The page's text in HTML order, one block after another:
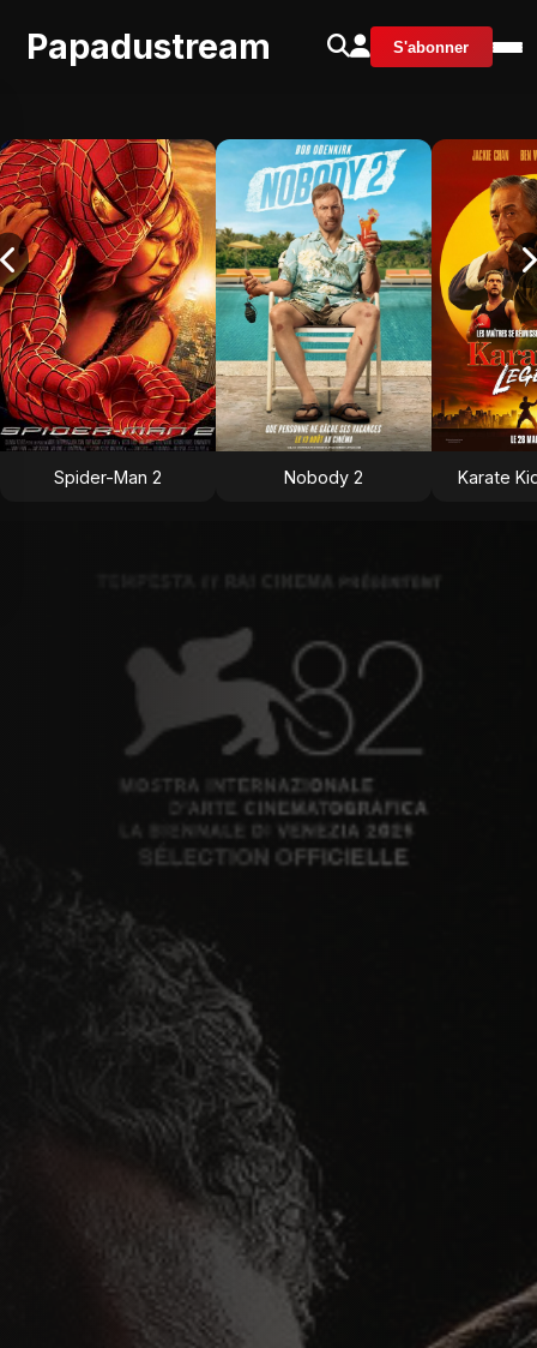
Papadustream S'abonner
Spider-Man 2 Nobody 2 Karate